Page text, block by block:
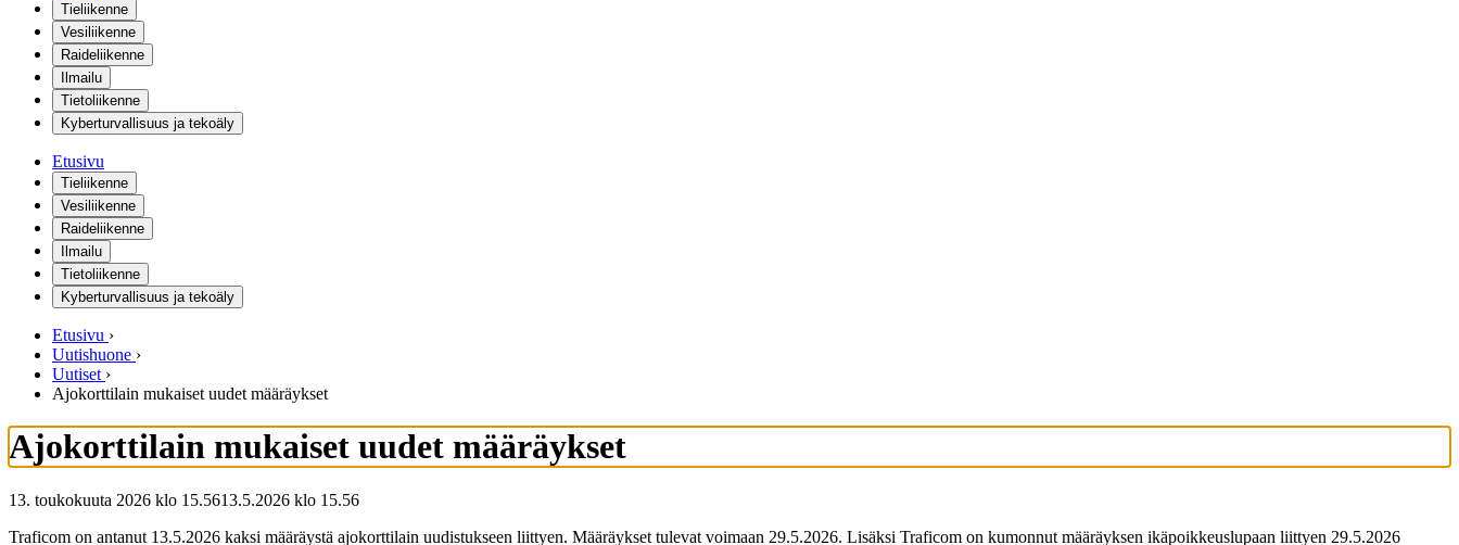
Tieliikenne
Vesiliikenne
Raideliikenne
Ilmailu
Tietoliikenne
Kyberturvallisuus ja tekoäly
Etusivu
Tieliikenne
Vesiliikenne
Raideliikenne
Ilmailu
Tietoliikenne
Kyberturvallisuus ja tekoäly
Etusivu ›
Uutishuone ›
Uutiset ›
Ajokorttilain mukaiset uudet määräykset
Ajokorttilain mukaiset uudet määräykset
13. toukokuuta 2026 klo 15.5613.5.2026 klo 15.56
Traficom on antanut 13.5.2026 kaksi määräystä ajokorttilain uudistukseen liittyen. Määräykset tulevat voimaan 29.5.2026. Lisäksi Traficom on kumonnut määräyksen ikäpoikkeuslupaan liittyen 29.5.2026